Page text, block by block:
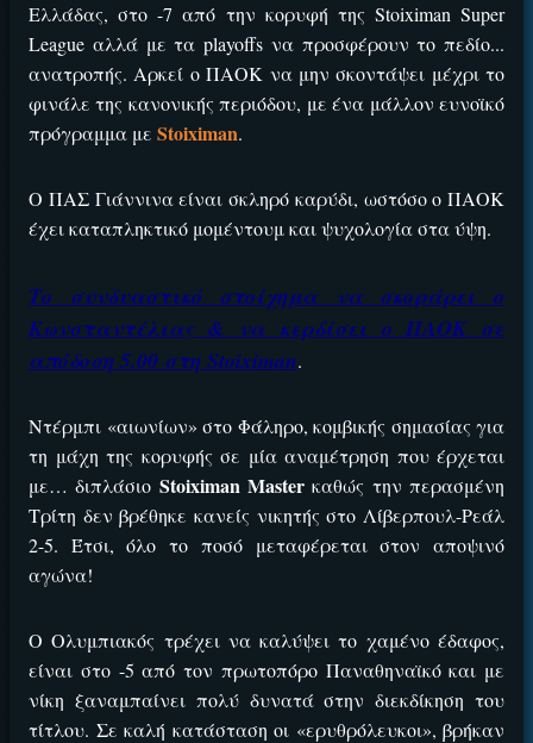
Ελλάδας, στο -7 από την κορυφή της Stoiximan Super
League αλλά με τα playoffs να προσφέρουν το πεδίο...
ανατροπής. Αρκεί ο ΠΑΟΚ να μην σκοντάψει μέχρι το
φινάλε της κανονικής περιόδου, με ένα μάλλον ευνοϊκό
πρόγραμμα με Stoiximan.
Ο ΠΑΣ Γιάννινα είναι σκληρό καρύδι, ωστόσο ο ΠΑΟΚ
έχει καταπληκτικό μομέντουμ και ψυχολογία στα ύψη.
Το συνδυαστικό στοίχημα να σκοράρει ο
Κωνσταντέλιας & να κερδίσει ο ΠΑΟΚ σε
απόδοση 5.00 στη Stoiximan.
Ντέρμπι «αιωνίων» στο Φάληρο, κομβικής σημασίας για
τη μάχη της κορυφής σε μία αναμέτρηση που έρχεται
με… διπλάσιο Stoiximan Master καθώς την περασμένη
Τρίτη δεν βρέθηκε κανείς νικητής στο Λίβερπουλ-Ρεάλ
2-5. Έτσι, όλο το ποσό μεταφέρεται στον αποψινό
αγώνα!
Ο Ολυμπιακός τρέχει να καλύψει το χαμένο έδαφος,
είναι στο -5 από τον πρωτοπόρο Παναθηναϊκό και με
νίκη ξαναμπαίνει πολύ δυνατά στην διεκδίκηση του
τίτλου. Σε καλή κατάσταση οι «ερυθρόλευκοι», βρήκαν
ΕΓΚΡΙΣΗ ΑΠΟ ΑΡΧΟΝΤΑ ΕΓΚΡΙΣΗ ΑΠΟ ΑΡΧΟΝΤΑ